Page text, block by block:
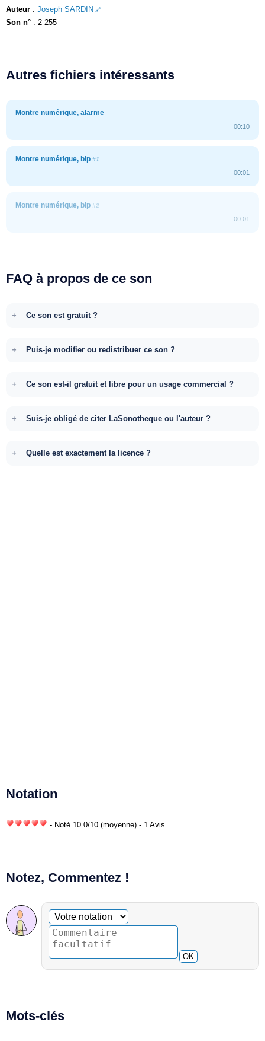
Auteur : Joseph SARDIN
Son n° : 2 255
Autres fichiers intéressants
Montre numérique, alarme
00:10
Montre numérique, bip #1
00:01
Montre numérique, bip #2
00:01
FAQ à propos de ce son
Ce son est gratuit ?
Puis-je modifier ou redistribuer ce son ?
Ce son est-il gratuit et libre pour un usage commercial ?
Suis-je obligé de citer LaSonotheque ou l'auteur ?
Quelle est exactement la licence ?
Notation
- Noté 10.0/10 (moyenne) - 1 Avis
Notez, Commentez !
Commentaire facultatif
Votre notation
OK
Mots-clés